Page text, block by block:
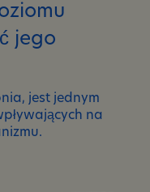
jego
jest jednym
na